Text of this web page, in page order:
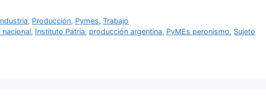
, Producción, Pymes,Trabajo
nacional, Instituto Patria, producción argentina, PyMEs peronismo, Sujeto